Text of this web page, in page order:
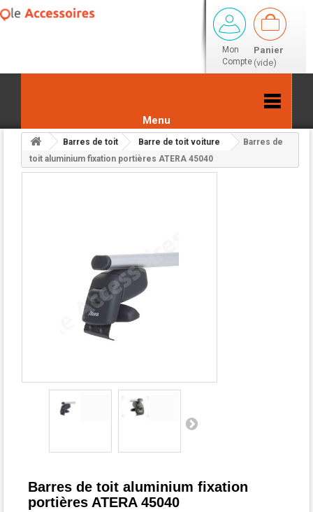
Mon
Compte
Panier
(vide)
Menu
Barres de toit Barre de toit voiture
Barres de
toit aluminium fixation portières ATERA 45040Retour aux résultats
Barres de toit aluminium fixation
portières ATERA 45040